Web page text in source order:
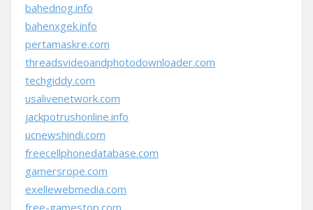
bahednog.info
bahenxgek.info
pertamaskre.com
threadsvideoandphotodownloader.com
techgiddy.com
usalivenetwork.com
jackpotrushonline.info
ucnewshindi.com
freecellphonedatabase.com
gamersrope.com
exellewebmedia.com
free-gamestop.com